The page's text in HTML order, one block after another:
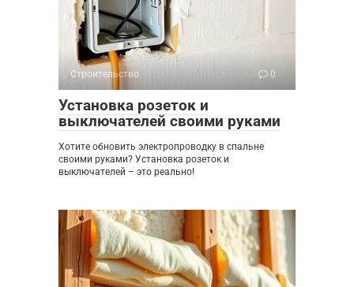
Строительство 0
Установка розеток и
выключателей своими руками
Хотите обновить электропроводку в спальне
своими руками? Установка розеток и
выключателей – это реально!